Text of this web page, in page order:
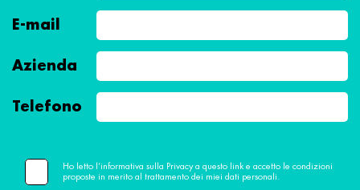
E-mail
Azienda
Telefono
Ho letto l’informativa sulla Privacy a questo link e accetto le condizioni
proposte in merito al trattamento dei miei dati personali.